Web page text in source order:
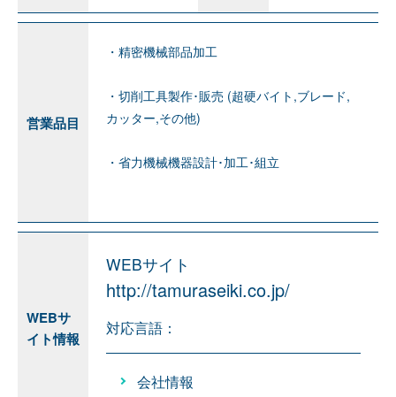
営業品目
・精密機械部品加工
・切削工具製作･販売 (超硬バイト,ブレード,
カッター,その他)
・省力機械機器設計･加工･組立
WEBサ
イト情報
WEBサイト
http://tamuraseiki.co.jp/
対応言語：
会社情報